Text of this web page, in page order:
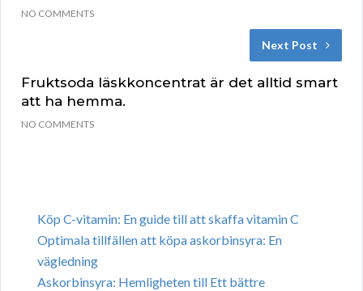
NO COMMENTS
Next Post
Fruktsoda läskkoncentrat är det alltid smart
att ha hemma.
NO COMMENTS
Köp C-vitamin: En guide till att skaffa vitamin C
Optimala tillfällen att köpa askorbinsyra: En
vägledning
Askorbinsyra: Hemligheten till Ett bättre